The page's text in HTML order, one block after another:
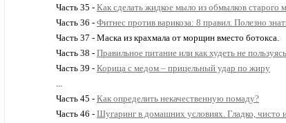
Часть 35 - Как сделать жидкое мыло из обмылков старого
Часть 36 - Фитнес против варикоза: 8 правил. Полезно
Часть 37 - Маска из крахмала от морщин вместо ботокса.
Часть 38 - Правильное питание или как худеть не
Часть 39 - Корица с медом – прицельный удар по жиру
...
Часть 45 - Как определить некачественную помаду?
Часть 46 - Шугаринг в домашних условиях. Гладко, чисто